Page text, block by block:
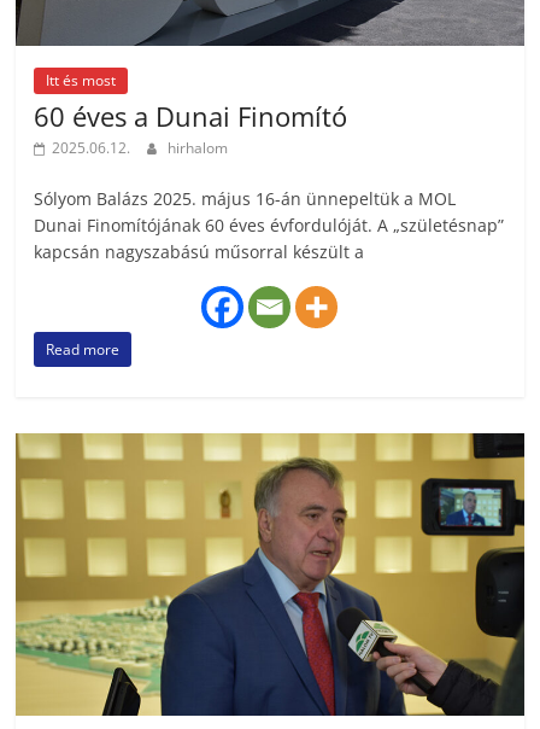
Itt és most
60 éves a Dunai Finomító
2025.06.12. hirhalom
Sólyom Balázs 2025. május 16-án ünnepeltük a MOL
Dunai Finomítójának 60 éves évfordulóját. A „születésnap”
kapcsán nagyszabású műsorral készült a
Read more